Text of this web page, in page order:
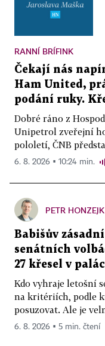
RANNÍ BRÍFINK
Čekají nás
Ham United,
podání ruky.
Dobré ráno z
Unipetrol zveřejní
pololetí, ČNB
6. 8. 2026 ▪ 10:24 min.
PETR HONZEJK
Babišův
senátních
27 křesel v
Kdo vyhraje letošní
na kritériích, podle
posuzovat. Ale je
6. 8. 2026 ▪ 5 min. čtení